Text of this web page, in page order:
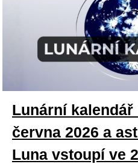
Lunární kalendář
června 2026 a
Luna vstoupí ve